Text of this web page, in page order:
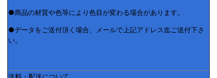
●商品の材質や色等により色目が変わる場合があります。
●データをご送付頂く場合、メールで上記アドレス迄ご送付下さ
い。
送料・配送について